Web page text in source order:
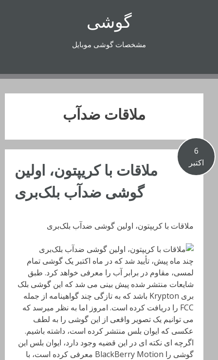
گوشی
مشخصات گوشی موبایل
ملاقات ضدآب
6
اکتبر
ملاقات با کریپتون، اولین
گوشی ضدآب بلک‌بری
ملاقات با کریپتون، اولین گوشی ضدآب بلک‌بری
چند ماه پیش، تأیید شد که در ماه اکتبر یک گوشی تمام
لمسی، مقاوم در برابر آب را معرفی خواهد کرد. طبق
شایعات منتشر شده پیش بینی می شد که این گوشی بلک
بری Krypton باشد که به تازگی چند گواهینامه از جمله
FCC را دریافت کرده است. امروز اما به نظر میرسد که
می توانیم یک تصویر واقعی از این گوشی را به لطف
عکسی که ایوان بلس منتشر کرده است، داشته باشیم.
اگرچه ای نکته ای در این قضیه وجود دارد، ایوان بلس این
گوشی را BlackBerry Motion معرفی کرده است، با